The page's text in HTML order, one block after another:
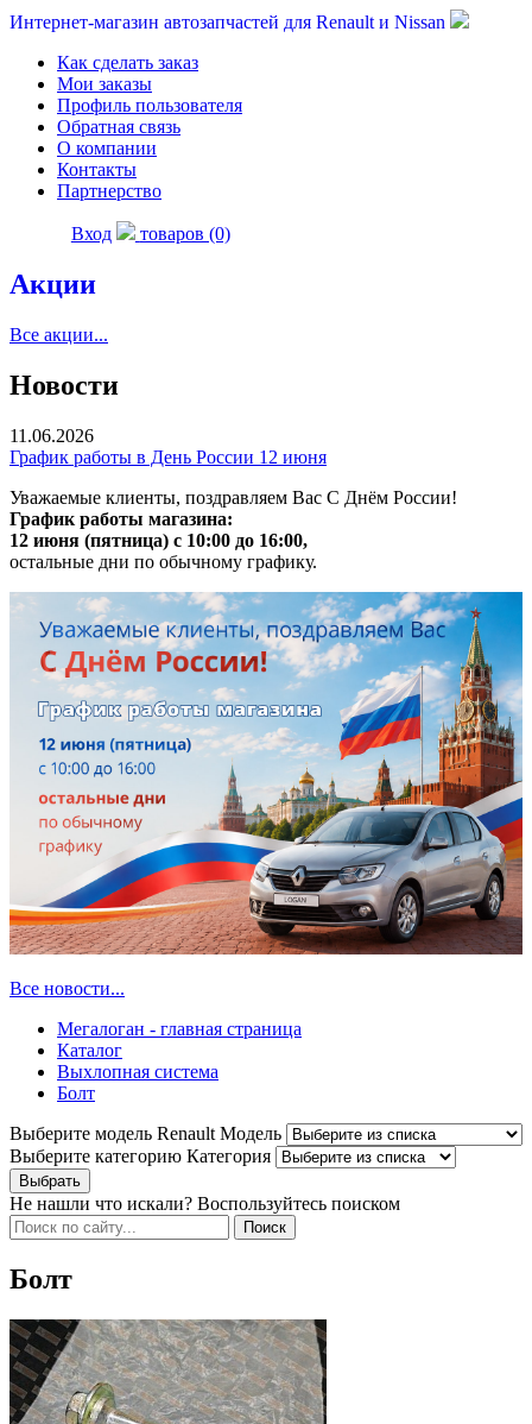
Интернет-магазин автозапчастей для Renault и Nissan
Как сделать заказ
Мои заказы
Профиль пользователя
Обратная связь
О компании
Контакты
Партнерство
Вход товаров (0)
Акции
Все акции...
Новости
11.06.2026
График работы в День России 12 июня
Уважаемые клиенты, поздравляем Вас С Днём России!
График работы магазина:
12 июня (пятница) с 10:00 до 16:00,
остальные дни по обычному графику.
Все новости...
Мегалоган - главная страница
Каталог
Выхлопная система
Болт
Выберите модель Renault Модель
Выберите категорию Категория
Не нашли что искали? Воспользуйтесь поиском
Болт